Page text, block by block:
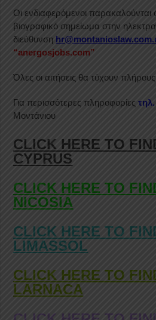
Οι ενδιαφερόμενοι
βιογραφικό σημείωμα στην
διεύθυνση
“anergosjobs.com”
Όλες οι αιτήσεις θα τύχουν πλήρους
Για περισσότερες πληροφορίες
Μοντάνιου
CLICK HERE TO
CYPRUS
CLICK HERE TO
NICOSIA
CLICK HERE TO
LIMASSOL
CLICK HERE TO
LARNACA